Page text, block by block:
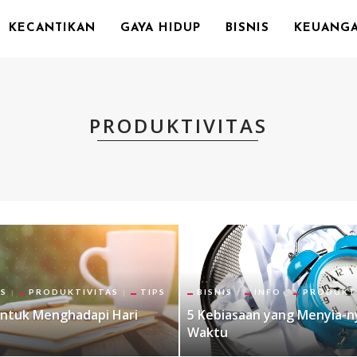
KECANTIKAN GAYA HIDUP BISNIS
PRODUKTIVITAS
PRODUKTIVITAS TIPS
Menghadapi Hari
BISNIS INFO
5 Kebiasaan yang Menyia-
Waktu